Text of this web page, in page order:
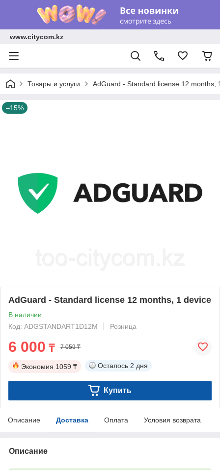
www.citycom.kz
Товары и услуги AdGuard - Standard license 12 months,
–15%
AdGuard - Standard license 12 months, 1 device
В наличии
Код: ADGSTANDART1D12M
Розница
6 000 ₸ 7 059 ₸
Экономия 1059 ₸ Осталось 2 дня
Купить
Описание Доставка Оплата Условия возврата
Описание